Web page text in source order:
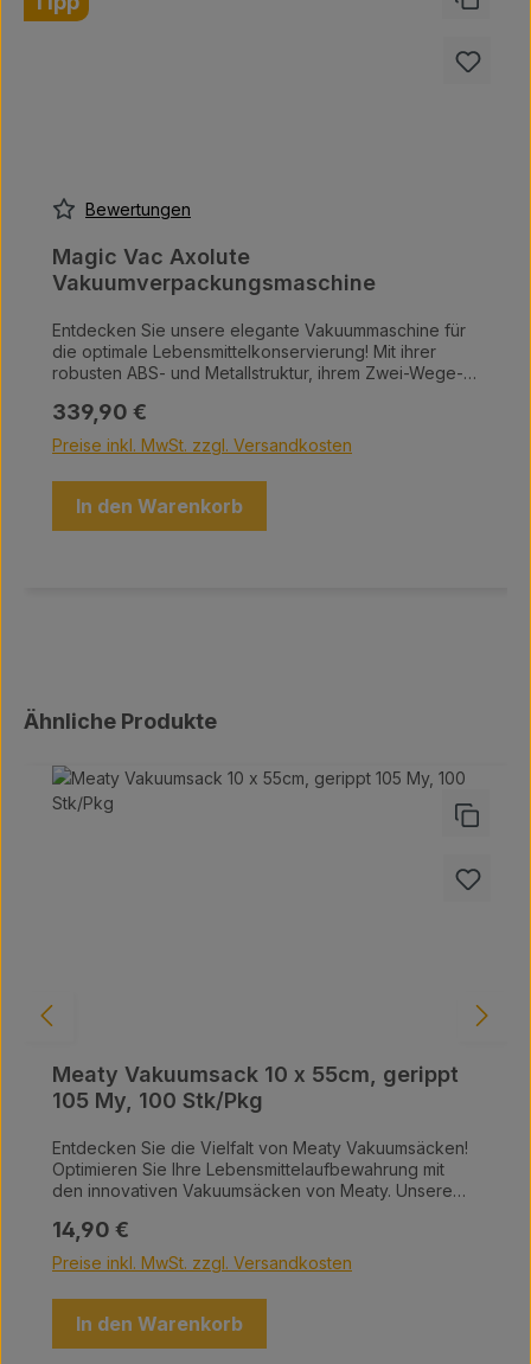
Bewertungen
Magic Vac Axolute
Vakuumverpackungsmaschine
Entdecken Sie unsere elegante Vakuummaschine für
die optimale Lebensmittelkonservierung! Mit ihrer
robusten ABS- und Metallstruktur, ihrem Zwei-Wege-
Rollenhalter vereint sie Funktionalität und Stil. Wählen
Sie zwischen automatischem oder manuellem
Vakuumieren. Eine abnehmbare, spülmaschinenfeste
Schale fängt Flüssigkeiten auf, während das
ActiSeal3D-System eine perfekte Schweißnaht ohne
Regulärer Preis:
339,90 €
Preise inkl. MwSt. zzgl. Versandkosten
In den Warenkorb
Produktgalerie überspringen
Ähnliche Produkte
Meaty Vakuumsack 10 x 55cm, gerippt
105 My, 100 Stk/Pkg
Entdecken Sie die Vielfalt von Meaty Vakuumsäcken!
Optimieren Sie Ihre Lebensmittelaufbewahrung mit
den innovativen Vakuumsäcken von Meaty. Unsere
Größen erhältlich und bieten die perfekte Lösung, um
Ihre Lebensmittel frisch zu halten und Platz in Ihrer
Küche zu sparen. Warum Meaty Vakuumsäcke?
Maximale Frische: Schützen Sie Ihre Lebensmittel vor
Luft, Feuchtigkeit und Gefrierbrand – für einen
Regulärer Preis:
14,90 €
Preise inkl. MwSt. zzgl. Versandkosten
In den Warenkorb